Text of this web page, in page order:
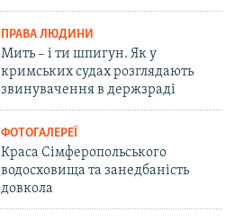
ПРАВА ЛЮДИНИ
Мить – і ти шпигун. Як у
кримських судах розглядають
звинувачення в держзраді
ФОТОГАЛЕРЕЇ
Краса Сімферопольського
водосховища та занедбаність
довкола